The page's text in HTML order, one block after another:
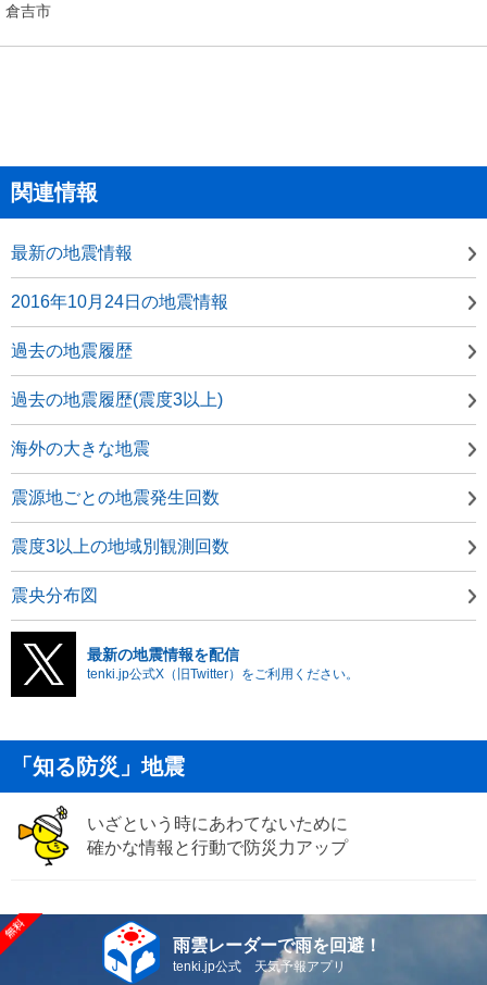
倉吉市
関連情報
最新の地震情報
2016年10月24日の地震情報
過去の地震履歴
過去の地震履歴(震度3以上)
海外の大きな地震
震源地ごとの地震発生回数
震度3以上の地域別観測回数
震央分布図
最新の地震情報を配信
tenki.jp公式X（旧Twitter）をご利用ください。
「知る防災」地震
いざという時にあわてないために
確かな情報と行動で防災力アップ
雨雲レーダーで雨を回避！
tenki.jp公式 天気予報アプリ